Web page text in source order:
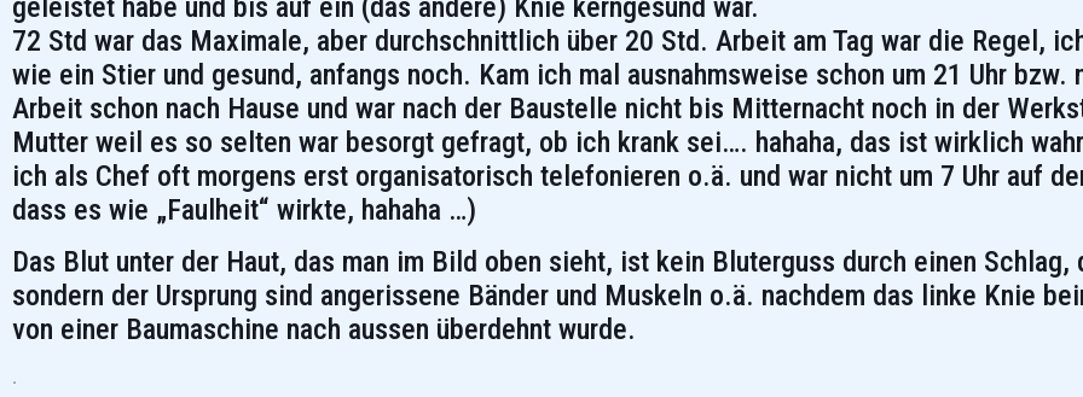
geleistet habe und bis auf ein (das andere) Knie kerngesund war.
72 Std war das Maximale, aber durchschnittlich über 20 Std. Arbeit am Tag war die Regel,
wie ein Stier und gesund, anfangs noch. Kam ich mal ausnahmsweise schon um 21 Uhr bzw.
Arbeit schon nach Hause und war nach der Baustelle nicht bis Mitternacht noch in der
Mutter weil es so selten war besorgt gefragt, ob ich krank sei…. hahaha, das ist wirklich
ich als Chef oft morgens erst organisatorisch telefonieren o.ä. und war nicht um 7 Uhr auf
dass es wie „Faulheit“ wirkte, hahaha …)
Das Blut unter der Haut, das man im Bild oben sieht, ist kein Bluterguss durch einen Schlag,
sondern der Ursprung sind angerissene Bänder und Muskeln o.ä. nachdem das linke Knie
von einer Baumaschine nach aussen überdehnt wurde.
.